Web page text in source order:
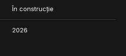
În construcție
2026